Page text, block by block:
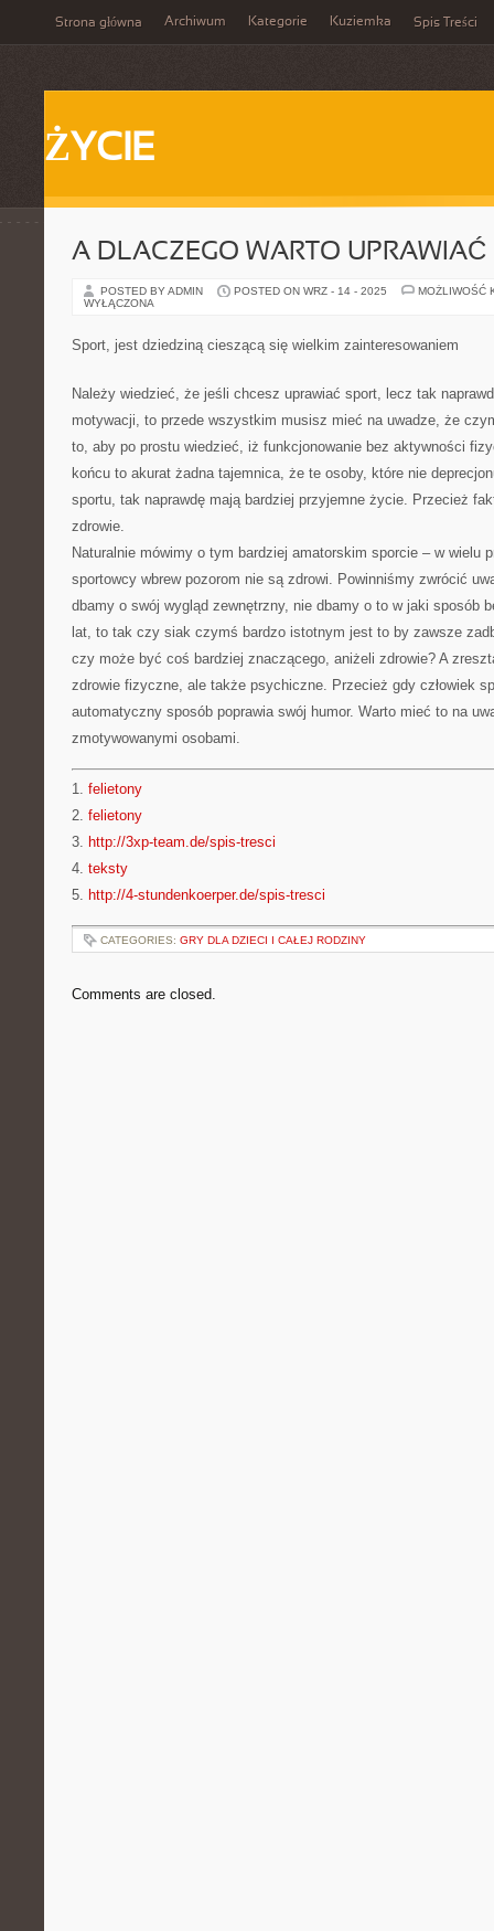
Strona główna Archiwum Kategorie Kuziemka Spis Treści
ŻYCIE
A DLACZEGO WARTO UPRAWIAĆ
POSTED BY ADMIN POSTED ON WRZ - 14 - 2025
MOŻLIWOŚĆ
WYŁĄCZONA
Sport, jest dziedziną cieszącą się wielkim zainteresowaniem
Należy wiedzieć, że jeśli chcesz uprawiać sport, lecz tak
motywacji, to przede wszystkim musisz mieć na uwadze, że
to, aby po prostu wiedzieć, iż funkcjonowanie bez aktywności
końcu to akurat żadna tajemnica, że te osoby, które nie
sportu, tak naprawdę mają bardziej przyjemne życie. Przecież
zdrowie.
Naturalnie mówimy o tym bardziej amatorskim sporcie – w wielu
sportowcy wbrew pozorom nie są zdrowi. Powinniśmy zwrócić
dbamy o swój wygląd zewnętrzny, nie dbamy o to w jaki sposób
lat, to tak czy siak czymś bardzo istotnym jest to by zawsze
czy może być coś bardziej znaczącego, aniżeli zdrowie? A
zdrowie fizyczne, ale także psychiczne. Przecież gdy człowiek
automatyczny sposób poprawia swój humor. Warto mieć to na
zmotywowanymi osobami.
1. felietony
2. felietony
3. http://3xp-team.de/spis-tresci
4. teksty
5. http://4-stundenkoerper.de/spis-tresci
CATEGORIES: GRY DLA DZIECI I CAŁEJ RODZINY
Comments are closed.